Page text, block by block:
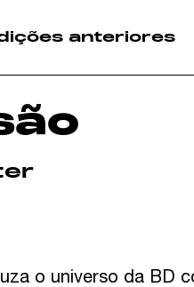
anteriores
o universo da BD